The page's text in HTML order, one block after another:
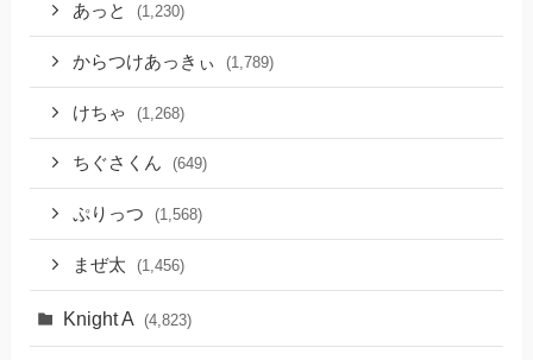
あっと (1,230)
からつけあっきぃ (1,789)
けちゃ (1,268)
ちぐさくん (649)
ぷりっつ (1,568)
まぜ太 (1,456)
Knight A (4,823)